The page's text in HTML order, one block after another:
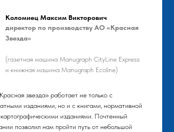
Коломиец Максим Викторович
директор по производству АО «Красная
Звезда»
(газетная машина Manugraph CityLine Express
и книжная машина Manugraph Ecoline)
звезда» работает не только с
изданиями, но и с книгами, нормативной
изданиями. Почтенный
позволил нам пройти путь от небольшой